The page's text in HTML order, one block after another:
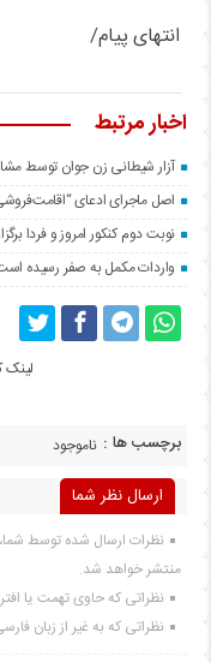
انتهای پیام/
اخبار مرتبط
آزار شیطانی زن جوان توسط
اصل ماجرای ادعای
نوبت دوم کنکور امروز و فردا
واردات مکمل‌ به صفر رسیده
لینک
برچسب ها : ناموجود
ارسال نظر شما
نظرات ارسال شده توسط
منتشر خواهد شد.
نظراتی که حاوی تهمت یا
نظراتی که به غیر از زبان